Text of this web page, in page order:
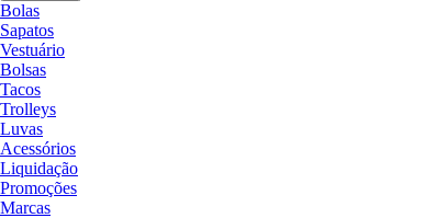
Bolas
Sapatos
Vestuário
Bolsas
Tacos
Trolleys
Luvas
Acessórios
Liquidação
Promoções
Marcas